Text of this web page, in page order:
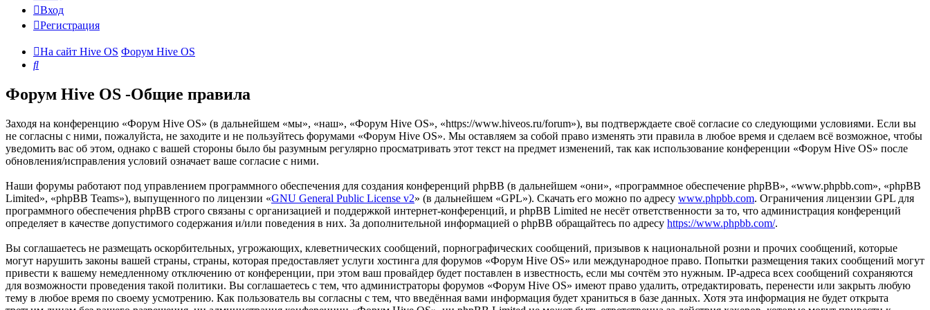
Вход
Регистрация
На сайт Hive OS Форум Hive OS
Поиск
Форум Hive OS -Общие правила
Заходя на конференцию «Форум Hive OS» (в дальнейшем «мы», «наш», «Форум Hive OS», «https://www.hiveos.ru/forum»), вы подтверждаете своё согласие со следующими условиями. Если вы
не согласны с ними, пожалуйста, не заходите и не пользуйтесь форумами «Форум Hive OS». Мы оставляем за собой право изменять эти правила в любое время и сделаем всё возможное, чтобы
уведомить вас об этом, однако с вашей стороны было бы разумным регулярно просматривать этот текст на предмет изменений, так как использование конференции «Форум Hive OS» после
обновления/исправления условий означает ваше согласие с ними.
Наши форумы работают под управлением программного обеспечения для создания конференций phpBB (в дальнейшем «они», «программное обеспечение phpBB», «www.phpbb.com», «phpBB
Limited», «phpBB Teams»), выпущенного по лицензии «GNU General Public License v2» (в дальнейшем «GPL»). Скачать его можно по адресу www.phpbb.com. Ограничения лицензии GPL для
программного обеспечения phpBB строго связаны с организацией и поддержкой интернет-конференций, и phpBB Limited не несёт ответственности за то, что администрация конференций
определяет в качестве допустимого содержания и/или поведения в них. За дополнительной информацией о phpBB обращайтесь по адресу https://www.phpbb.com/.
Вы соглашаетесь не размещать оскорбительных, угрожающих, клеветнических сообщений, порнографических сообщений, призывов к национальной розни и прочих сообщений, которые
могут нарушить законы вашей страны, страны, которая предоставляет услуги хостинга для форумов «Форум Hive OS» или международное право. Попытки размещения таких сообщений могут
привести к вашему немедленному отключению от конференции, при этом ваш провайдер будет поставлен в известность, если мы сочтём это нужным. IP-адреса всех сообщений сохраняются
для возможности проведения такой политики. Вы соглашаетесь с тем, что администраторы форумов «Форум Hive OS» имеют право удалить, отредактировать, перенести или закрыть любую
тему в любое время по своему усмотрению. Как пользователь вы согласны с тем, что введённая вами информация будет храниться в базе данных. Хотя эта информация не будет открыта